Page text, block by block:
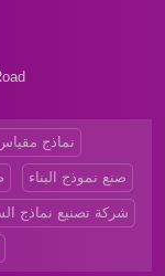
نماذج
صنع نموذج البناء
شركة تصنيع نماذج